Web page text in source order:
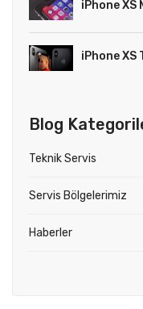
iPhone XS
iPhone XS
Blog
Teknik Servis
Servis Bölgelerimiz
Haberler